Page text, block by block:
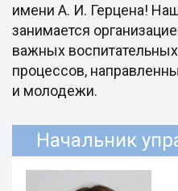
имени А. И. Герцена!
занимается
важных
процессов,
и молодежи.
Начальник